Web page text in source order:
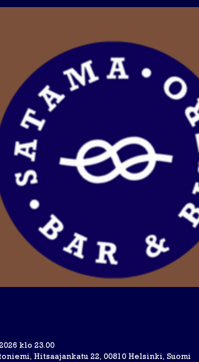
klo 23.00
Hitsaajankatu 22, 00810 Helsinki, Suomi